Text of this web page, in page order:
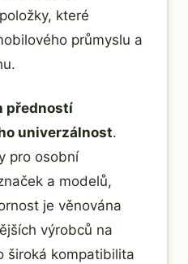
které
průmyslu a
předností
univerzálnost.
pro osobní
a modelů,
je věnována
výrobců na
široká kompatibilita